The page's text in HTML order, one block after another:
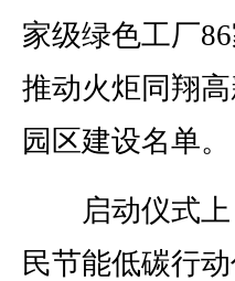
家级绿色工厂
推动火炬同翔
园区建设名单。
启动仪式上
民节能低碳行